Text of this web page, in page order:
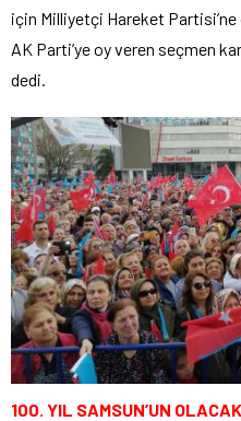
için Milliyetçi Hareket
AK Parti’ye oy veren seçmen
dedi.
100. YIL SAMSUN’UN OLACAK